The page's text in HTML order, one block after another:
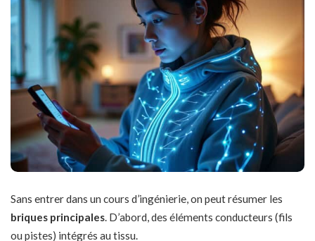
Sans entrer dans un cours d’ingénierie, on peut résumer les
briques principales. D’abord, des éléments conducteurs (fils
ou pistes) intégrés au tissu.